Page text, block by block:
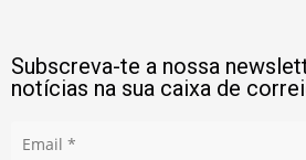
Subscreva-te a nossa
notícias na sua caixa de